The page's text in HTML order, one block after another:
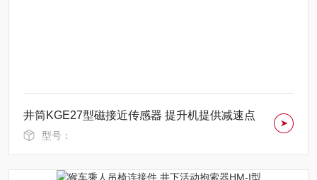
井筒KGE27型磁接近传感器 提升机提供减速点
型号：